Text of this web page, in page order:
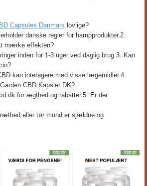
Capsules Danmark lovlige?
danske regler for hampprodukter.2.
mærke effekten?
inden for 1-3 uger ved daglig brug.3. Kan
kan interagere med visse lægemidler.4.
CBD Kapsler DK?
for ægthed og rabatter.5. Er der
eller tør mund er sjældne og